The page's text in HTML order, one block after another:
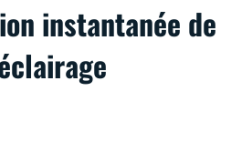
instantanée de